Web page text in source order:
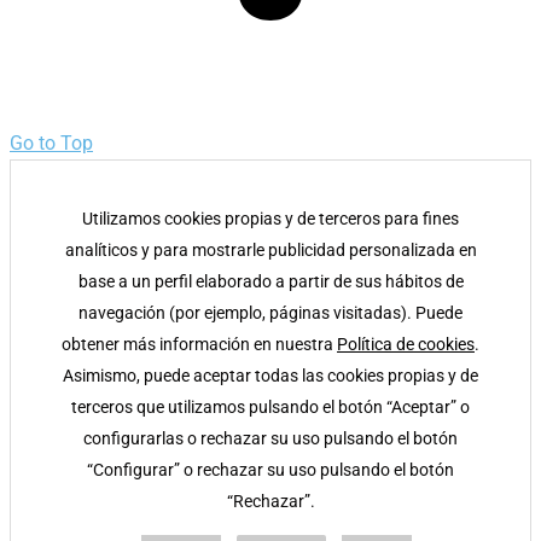
Go to Top
Utilizamos cookies propias y de terceros para fines
analíticos y para mostrarle publicidad personalizada en
base a un perfil elaborado a partir de sus hábitos de
navegación (por ejemplo, páginas visitadas). Puede
obtener más información en nuestra Política de cookies.
Asimismo, puede aceptar todas las cookies propias y de
terceros que utilizamos pulsando el botón “Aceptar” o
configurarlas o rechazar su uso pulsando el botón
“Configurar” o rechazar su uso pulsando el botón
“Rechazar”.